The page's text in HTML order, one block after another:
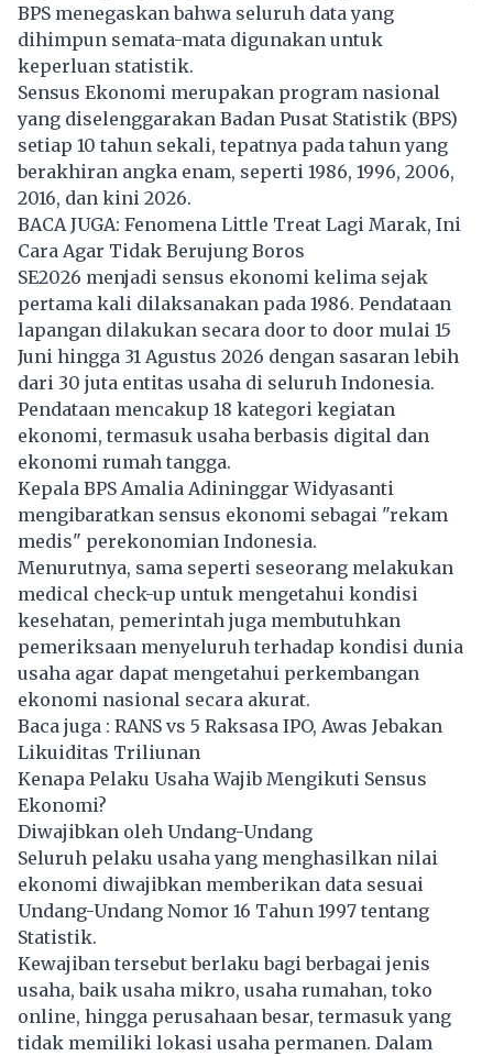
BPS menegaskan bahwa seluruh data yang
dihimpun semata-mata digunakan untuk
keperluan statistik.
Sensus Ekonomi merupakan program nasional
yang diselenggarakan Badan Pusat Statistik (BPS)
setiap 10 tahun sekali, tepatnya pada tahun yang
berakhiran angka enam, seperti 1986, 1996, 2006,
2016, dan kini 2026.
BACA JUGA: Fenomena Little Treat Lagi Marak, Ini
Cara Agar Tidak Berujung Boros
SE2026 menjadi sensus ekonomi kelima sejak
pertama kali dilaksanakan pada 1986. Pendataan
lapangan dilakukan secara door to door mulai 15
Juni hingga 31 Agustus 2026 dengan sasaran lebih
dari 30 juta entitas usaha di seluruh Indonesia.
Pendataan mencakup 18 kategori kegiatan
ekonomi, termasuk usaha berbasis digital dan
ekonomi rumah tangga.
Kepala BPS Amalia Adininggar Widyasanti
mengibaratkan sensus ekonomi sebagai "rekam
medis" perekonomian Indonesia.
Menurutnya, sama seperti seseorang melakukan
medical check-up untuk mengetahui kondisi
kesehatan, pemerintah juga membutuhkan
pemeriksaan menyeluruh terhadap kondisi dunia
usaha agar dapat mengetahui perkembangan
ekonomi nasional secara akurat.
Baca juga : RANS vs 5 Raksasa IPO, Awas Jebakan
Likuiditas Triliunan
Kenapa Pelaku Usaha Wajib Mengikuti Sensus
Ekonomi?
Diwajibkan oleh Undang-Undang
Seluruh pelaku usaha yang menghasilkan nilai
ekonomi diwajibkan memberikan data sesuai
Undang-Undang Nomor 16 Tahun 1997 tentang
Statistik.
Kewajiban tersebut berlaku bagi berbagai jenis
usaha, baik usaha mikro, usaha rumahan, toko
online, hingga perusahaan besar, termasuk yang
tidak memiliki lokasi usaha permanen. Dalam